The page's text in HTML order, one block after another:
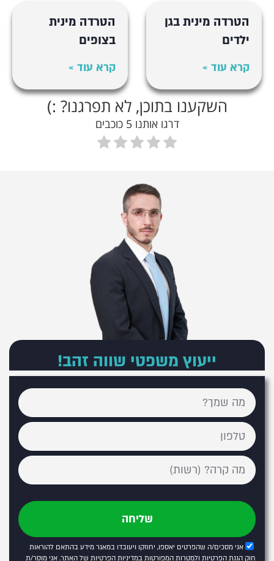
הטרדה מינית בגן
ילדים
קרא עוד »
הטרדה מינית
בצופים
קרא עוד »
השקענו בתוכן, לא תפרגנו? :)
דרגו אותנו 5 כוכבים
ייעוץ משפטי שווה זהב!
אני מסכים/ה שהפרטים יאספו, יחוזקו ויעובדו במאגר מידע בהתאם להוראות
חוק הגנת הפרטיות ולמטרות המפורטות במדיניות הפרטיות של האתר. אני מוסר/ת
שליחה